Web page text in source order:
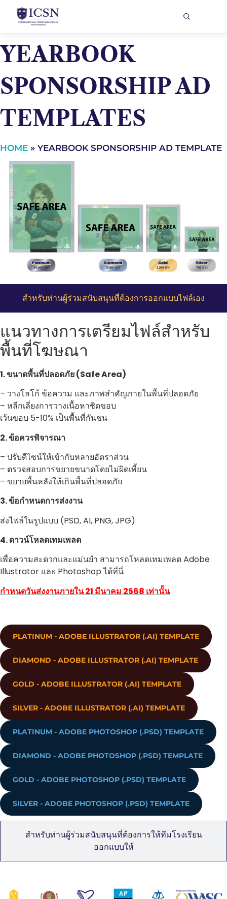
YEARBOOK
SPONSORSHIP AD
TEMPLATES
HOME » YEARBOOK SPONSORSHIP AD TEMPLATE
สำหรับท่านผู้ร่วมสนับสนุนที่ต้องการออกแบบไฟล์เอง
สำหรับท่านผู้ร่วมสนับสนุนที่ต้องการให้ทีมโรงเรียน
ออกแบบให้
แนวทางการเตรียมไฟล์สำหรับ
พื้นที่โฆษณา
1. ขนาดพื้นที่ปลอดภัย (Safe Area)
– วางโลโก้ ข้อความ และภาพสำคัญภายในพื้นที่ปลอดภัย
– หลีกเลี่ยงการวางเนื้อหาชิดขอบ
เว้นขอบ 5-10% เป็นพื้นที่กันชน
2. ข้อควรพิจารณา
– ปรับดีไซน์ให้เข้ากับหลายอัตราส่วน
– ตรวจสอบการขยายขนาดโดยไม่ผิดเพี้ยน
– ขยายพื้นหลังให้เกินพื้นที่ปลอดภัย
3. ข้อกำหนดการส่งงาน
ส่งไฟล์ในรูปแบบ (PSD, AI, PNG, JPG)
4. ดาวน์โหลดเทมเพลต
เพื่อความสะดวกและแม่นยำ สามารถโหลดเทมเพลต Adobe
Illustrator และ Photoshop ได้ที่นี่
กำหนดวันส่งงานภายใน 21 มีนาคม 2568 เท่านั้น
PLATINUM - ADOBE ILLUSTRATOR (.AI) TEMPLATE
DIAMOND - ADOBE ILLUSTRATOR (.AI) TEMPLATE
GOLD - ADOBE ILLUSTRATOR (.AI) TEMPLATE
SILVER - ADOBE ILLUSTRATOR (.AI) TEMPLATE
PLATINUM - ADOBE PHOTOSHOP (.PSD) TEMPLATE
DIAMOND - ADOBE PHOTOSHOP (.PSD) TEMPLATE
GOLD - ADOBE PHOTOSHOP (.PSD) TEMPLATE
SILVER - ADOBE PHOTOSHOP (.PSD) TEMPLATE